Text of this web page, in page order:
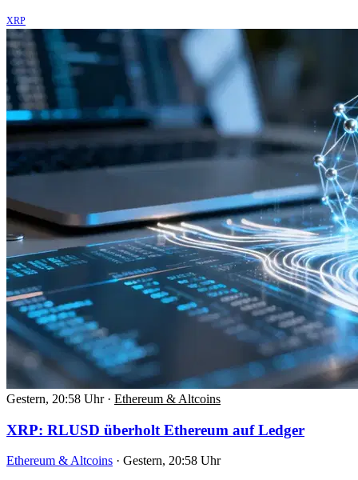
XRP
Gestern, 20:58 Uhr · Ethereum & Altcoins
XRP: RLUSD überholt Ethereum auf Ledger
Ethereum & Altcoins · Gestern, 20:58 Uhr